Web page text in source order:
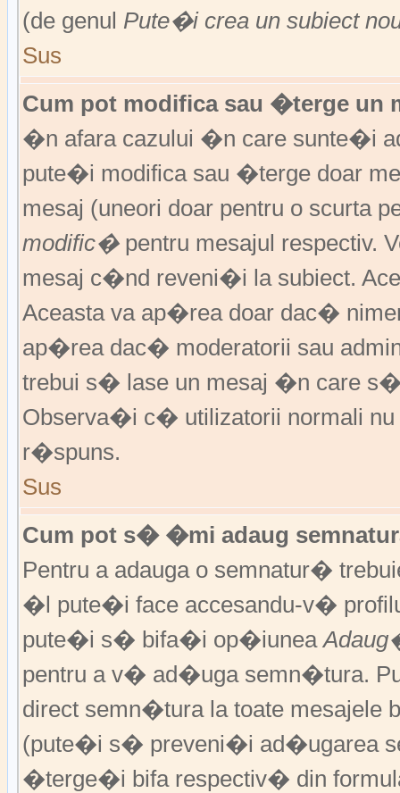
(de genul Pute�i crea un subiect
Sus
Cum pot modifica sau �terge un
�n afara cazului �n care sunte�i
pute�i modifica sau �terge doar
mesaj (uneori doar pentru o
modific�pentru mesajul respectiv.
mesaj c�nd reveni�i la subiect.
Aceasta va ap�rea doar dac�
ap�rea dac� moderatorii sau
trebui s� lase un mesaj �n care
Observa�i c� utilizatorii normali
r�spuns.
Sus
Cum pot s� �mi adaug
Pentru a adauga o semnatur�
�l pute�i face accesandu-v�
pute�i s� bifa�i op�iunea
pentru a v� ad�uga semn�tura.
direct semn�tura la toate mesajele
(pute�i s� preveni�i ad�ugarea
�terge�i bifa respectiv� din